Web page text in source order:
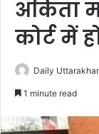
अंकिता
कोर्ट में
Daily
1 minute read